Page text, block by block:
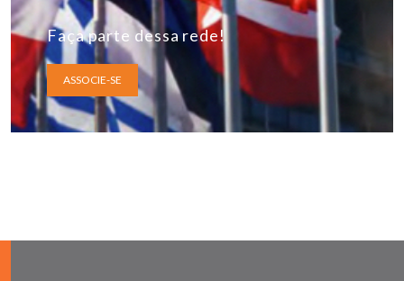
Faça parte dessa rede!
ASSOCIE-SE